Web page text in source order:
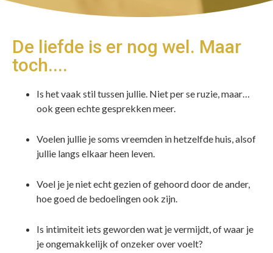
De liefde is er nog wel. Maar
toch....
Is het vaak stil tussen jullie. Niet per se ruzie, maar…
ook geen echte gesprekken meer.
Voelen jullie je soms vreemden in hetzelfde huis, alsof
jullie langs elkaar heen leven.
Voel je je niet echt gezien of gehoord door de ander,
hoe goed de bedoelingen ook zijn.
Is intimiteit iets geworden wat je vermijdt, of waar je
je ongemakkelijk of onzeker over voelt?